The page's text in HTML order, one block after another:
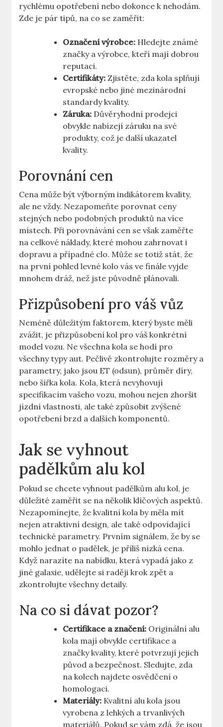
rychlému opotřebení nebo dokonce k nehodám.
Zde je pár tipů, na co se zaměřit:
Označení výrobce: Hledejte známé
značky a výrobce, kteří mají dobrou
reputaci.
Certifikáty: Zjistěte, zda kola splňují
evropské nebo jiné mezinárodní
standardy kvality.
Záruka: Důvěryhodní prodejci
obvykle nabízejí záruku na své
produkty, což je další ukazatel
kvality.
Porovnání cen
Cena může být výborným indikátorem kvality,
ale ne vždy. Nezapomeňte porovnat ceny
stejných nebo podobných produktů na více
místech. Při porovnávání cen se však zaměřte
na celkové náklady, které mohou zahrnovat i
dopravu a případné clo. Může se totiž stát, že
na první pohled levné kolo vás ve finále vyjde
mnohem dráž, než jste původně plánovali.
Přizpůsobení pro váš vůz
Neméně důležitým faktorem, který byste měli
zvážit, je přizpůsobení kol pro váš konkrétní
model vozu. Ne všechna kola se hodí pro
všechny typy aut. Pečlivě zkontrolujte rozměry a
parametry, jako jsou ET (odsun), průměr díry,
nebo šířka kola. Kola, která nevyhovují
specifikacím vašeho vozu, mohou nejen zhoršit
jízdní vlastnosti, ale také způsobit zvýšené
opotřebení brzd a dalších komponentů.
Jak se vyhnout
padělkům alu kol
Pokud se chcete vyhnout padělkům alu kol, je
důležité zaměřit se na několik klíčových aspektů.
Nezapomínejte, že kvalitní kola by měla mít
nejen atraktivní design, ale také odpovídající
technické parametry. Prvním signálem, že by se
mohlo jednat o padělek, je příliš nízká cena.
Když narazíte na nabídku, která vypadá jako z
jiné galaxie, udělejte si raději krok zpět a
zkontrolujte všechny detaily.
Na co si dávat pozor?
Certifikace a značení: Originální alu
kola mají obvykle certifikace a
značky kvality, které potvrzují jejich
původ a bezpečnost. Sledujte, zda
na kolech najdete osvědčení o
homologaci.
Materiály: Kvalitní alu kola jsou
vyrobena z lehkých a trvanlivých
materiálů. Pokud se vám zdá, že jsou